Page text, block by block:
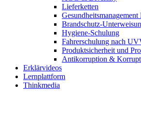
Lieferketten
Brandschutz-
Hygiene-Schulung
Fahrerschulung nach
Produktsicherheit und
Antikorruption &
Erklärvideos
Lernplattform
Thinkmedia